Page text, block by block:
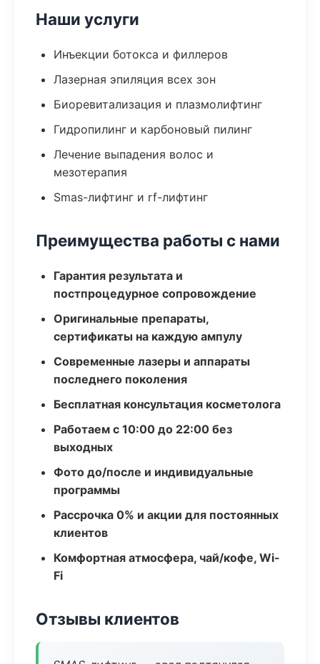
Наши услуги
Инъекции ботокса и филлеров
Лазерная эпиляция всех зон
Биоревитализация и плазмолифтинг
Гидропилинг и карбоновый пилинг
Лечение выпадения волос и
мезотерапия
Smas-лифтинг и rf-лифтинг
Преимущества работы с нами
Гарантия результата и
постпроцедурное сопровождение
Оригинальные препараты,
сертификаты на каждую ампулу
Современные лазеры и аппараты
последнего поколения
Бесплатная консультация косметолога
Работаем с 10:00 до 22:00 без
выходных
Фото до/после и индивидуальные
программы
Рассрочка 0% и акции для постоянных
клиентов
Комфортная атмосфера, чай/кофе, Wi-
Fi
Отзывы клиентов